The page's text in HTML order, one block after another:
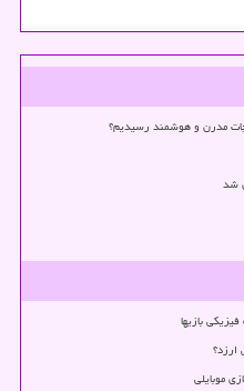
مدرن و هوشمند رسیدیم؟
شد
بازیها
موبایلی